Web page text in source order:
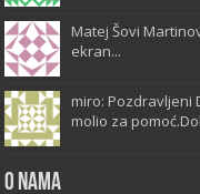
Matej Šovi
ekran...
miro: Pozdravljeni
molio za
O Nama